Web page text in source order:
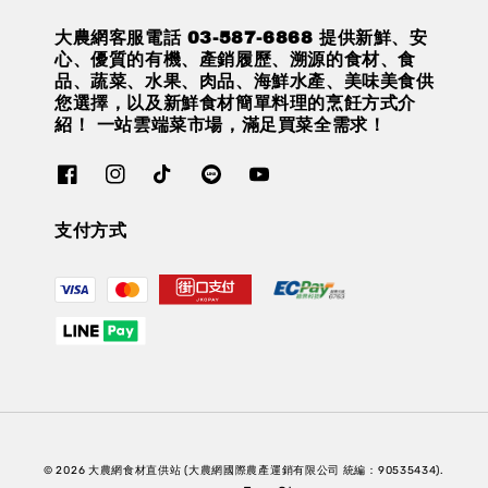
大農網客服電話 03-587-6868 提供新鮮、安
心、優質的有機、產銷履歷、溯源的食材、食
品、蔬菜、水果、肉品、海鮮水產、美味美食供
您選擇，以及新鮮食材簡單料理的烹飪方式介
紹！ 一站雲端菜市場，滿足買菜全需求！
支付方式
© 2026 大農網食材直供站 (大農網國際農產運銷有限公司 統編：90535434).